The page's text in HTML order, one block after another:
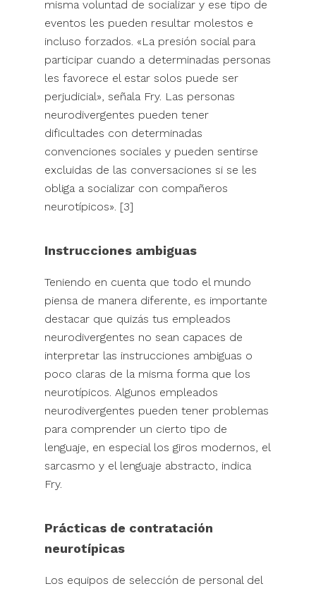
misma voluntad de socializar y ese tipo de
eventos les pueden resultar molestos e
incluso forzados. «La presión social para
participar cuando a determinadas personas
les favorece el estar solos puede ser
perjudicial», señala Fry. Las personas
neurodivergentes pueden tener
dificultades con determinadas
convenciones sociales y pueden sentirse
excluidas de las conversaciones si se les
obliga a socializar con compañeros
neurotípicos». [3]
Instrucciones ambiguas
Teniendo en cuenta que todo el mundo
piensa de manera diferente, es importante
destacar que quizás tus empleados
neurodivergentes no sean capaces de
interpretar las instrucciones ambiguas o
poco claras de la misma forma que los
neurotípicos. Algunos empleados
neurodivergentes pueden tener problemas
para comprender un cierto tipo de
lenguaje, en especial los giros modernos, el
sarcasmo y el lenguaje abstracto, indica
Fry.
Prácticas de contratación
neurotípicas
Los equipos de selección de personal del